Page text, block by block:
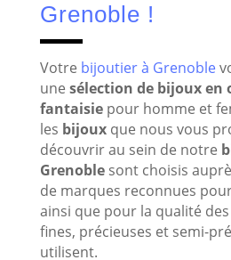
Grenoble !
Votre bijoutier à Grenoble
une sélection de bijoux en
fantaisiepour homme et
les bijouxque nous vous
découvrir au sein de notre
Grenoblesont choisis
de marques reconnues
ainsi que pour la qualité
fines, précieuses et semi-
utilisent.